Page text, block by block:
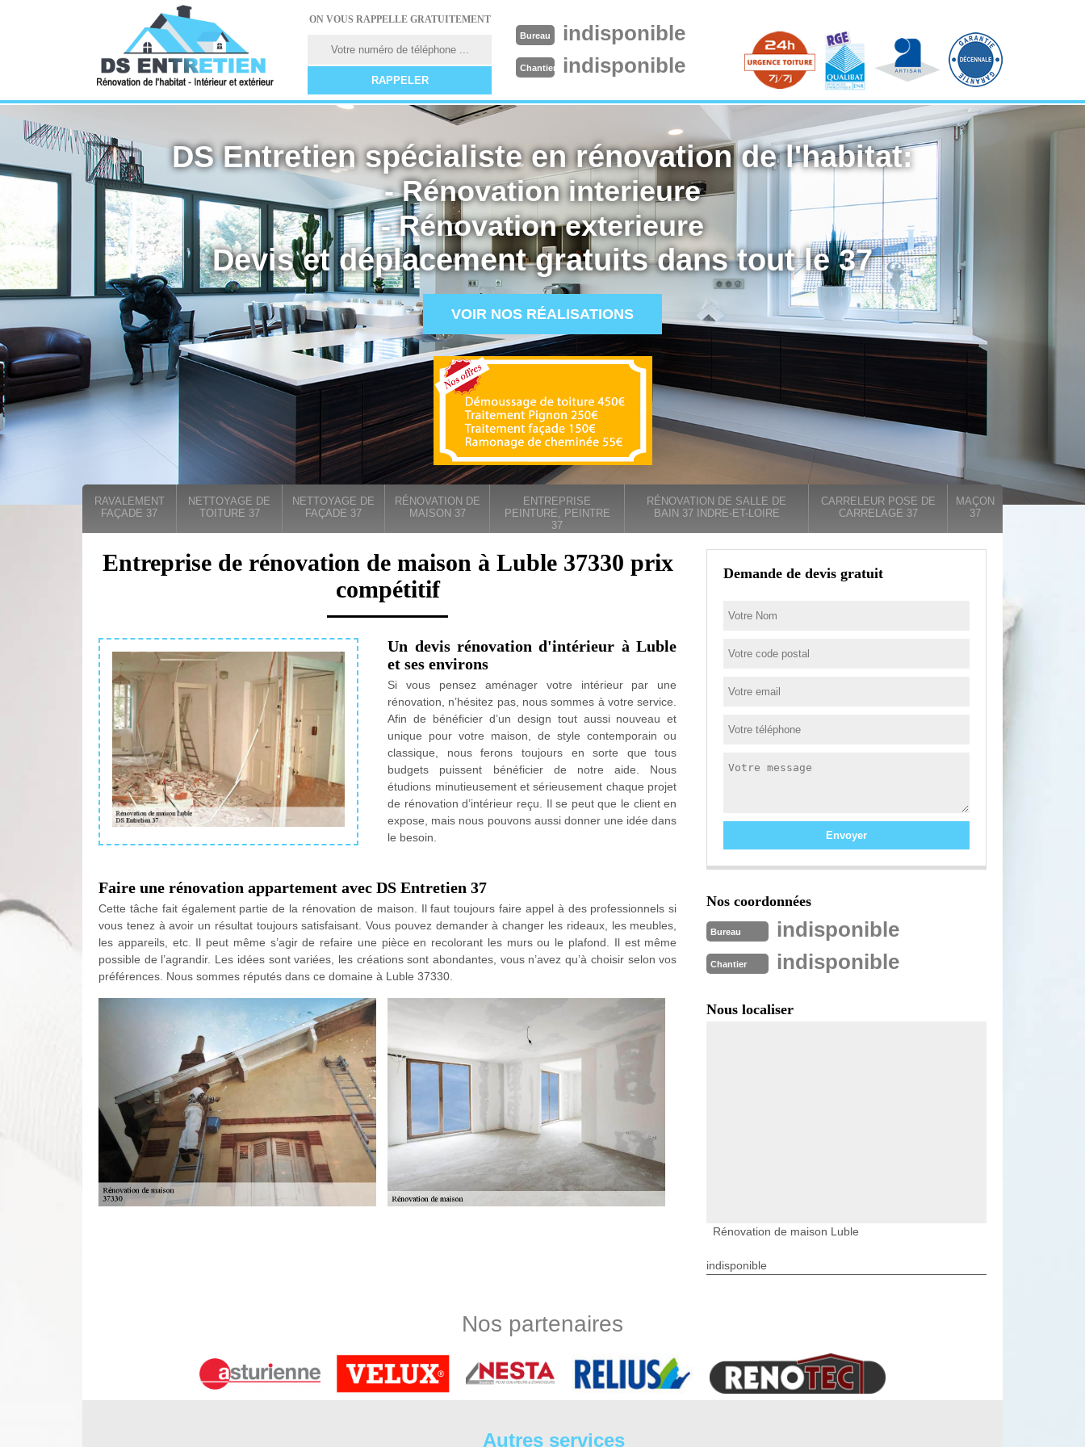
ON VOUS RAPPELLE GRATUITEMENT
Bureau indisponible
Chantier indisponible
DS Entretien spécialiste en rénovation de l'habitat:
- Rénovation interieure
- Rénovation exterieure
Devis et déplacement gratuits dans tout le 37
VOIR NOS RÉALISATIONS
RAVALEMENT
FAÇADE 37
NETTOYAGE DE
TOITURE 37
NETTOYAGE DE
FAÇADE 37
RÉNOVATION DE
MAISON 37
ENTREPRISE
PEINTURE, PEINTRE
37
RÉNOVATION DE SALLE DE
BAIN 37 INDRE-ET-LOIRE
CARRELEUR POSE DE
CARRELAGE 37
MAÇON
37
Entreprise de rénovation de maison à Luble 37330 prix
compétitif
Un devis rénovation d'intérieur à Luble
et ses environs
Si vous pensez aménager votre intérieur par une
rénovation, n’hésitez pas, nous sommes à votre service.
Afin de bénéficier d’un design tout aussi nouveau et
unique pour votre maison, de style contemporain ou
classique, nous ferons toujours en sorte que tous
budgets puissent bénéficier de notre aide. Nous
étudions minutieusement et sérieusement chaque projet
de rénovation d’intérieur reçu. Il se peut que le client en
expose, mais nous pouvons aussi donner une idée dans
le besoin.
Faire une rénovation appartement avec DS Entretien 37
Cette tâche fait également partie de la rénovation de maison. Il faut toujours faire appel à des professionnels si
vous tenez à avoir un résultat toujours satisfaisant. Vous pouvez demander à changer les rideaux, les meubles,
les appareils, etc. Il peut même s’agir de refaire une pièce en recolorant les murs ou le plafond. Il est même
possible de l’agrandir. Les idées sont variées, les créations sont abondantes, vous n’avez qu’à choisir selon vos
préférences. Nous sommes réputés dans ce domaine à Luble 37330.
offre à ses clients un prix rénovation intérieure moins cher et imbattable sur le marché. Alors, qu’attendez-vous
Notre entreprise rénovation d'intérieur à Luble pour un projet très perfectionné
Pour toute pièce à rénover chez vous, nous pouvons très bien vous venir en aide. Nos idées ne cessent de se
Demande de devis gratuit
Nos coordonnées
Bureau indisponible
Chantier indisponible
Nous localiser
Rénovation de maison Luble
indisponible
Nos partenaires
Autres services